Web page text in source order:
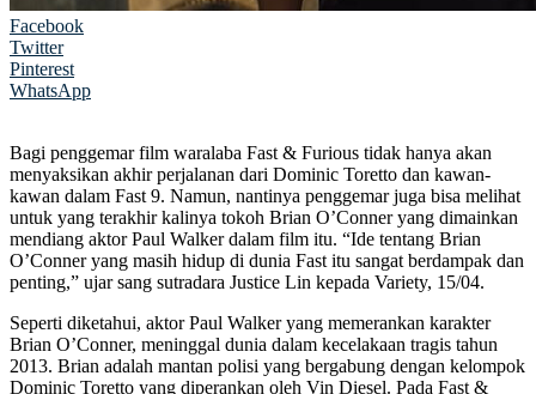
Facebook
Twitter
Pinterest
WhatsApp
Bagi penggemar film waralaba Fast & Furious tidak hanya akan
menyaksikan akhir perjalanan dari Dominic Toretto dan kawan-
kawan dalam Fast 9. Namun, nantinya penggemar juga bisa melihat
untuk yang terakhir kalinya tokoh Brian O’Conner yang dimainkan
mendiang aktor Paul Walker dalam film itu. “Ide tentang Brian
O’Conner yang masih hidup di dunia Fast itu sangat berdampak dan
penting,” ujar sang sutradara Justice Lin kepada Variety, 15/04.
Seperti diketahui, aktor Paul Walker yang memerankan karakter
Brian O’Conner, meninggal dunia dalam kecelakaan tragis tahun
2013. Brian adalah mantan polisi yang bergabung dengan kelompok
Dominic Toretto yang diperankan oleh Vin Diesel. Pada Fast &